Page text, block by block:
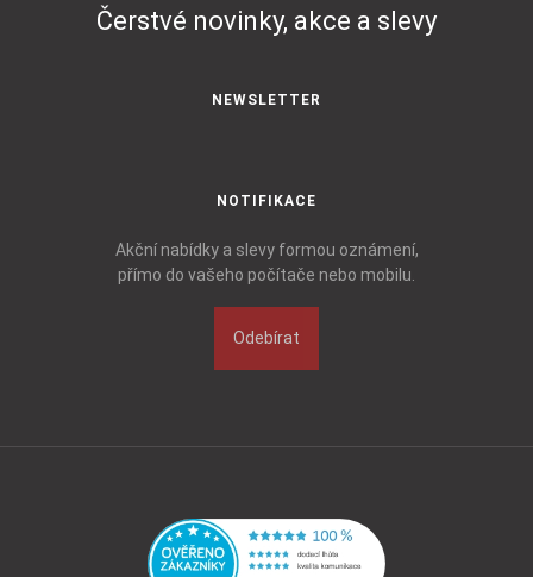
Čerstvé novinky, akce a slevy
NEWSLETTER
NOTIFIKACE
Akční nabídky a slevy formou oznámení,
přímo do vašeho počítače nebo mobilu.
Odebírat